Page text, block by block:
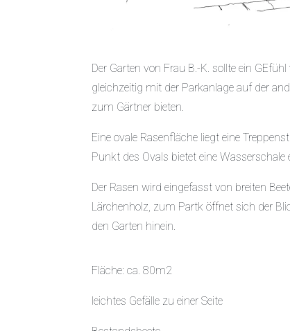
Der Garten von Frau B.-K. sollte ein
gleichzeitig mit der Parkanlage auf der
zum Gärtner bieten.
Eine ovale Rasenfläche liegt eine
Punkt des Ovals bietet eine Wasserschale
Der Rasen wird eingefasst von breiten
Lärchenholz, zum Partk öffnet sich der
den Garten hinein.
Fläche: ca. 80m2
leichtes Gefälle zu einer Seite